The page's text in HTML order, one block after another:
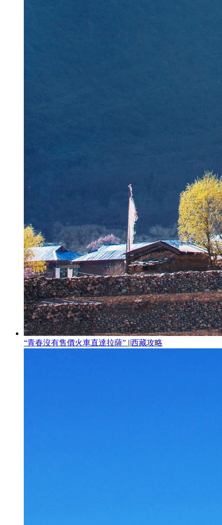
“青春沒有售價火車直達拉薩” ||西藏攻略